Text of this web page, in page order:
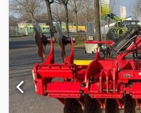
inklapbaar 5-wielig onderstel
Rotor-aandrijving voor
mechanisch Zwaddoek
Dcjdpfx Agsy Hdzls Hok Load
bedieningspaneel LED-
Waarschuwingsborden/